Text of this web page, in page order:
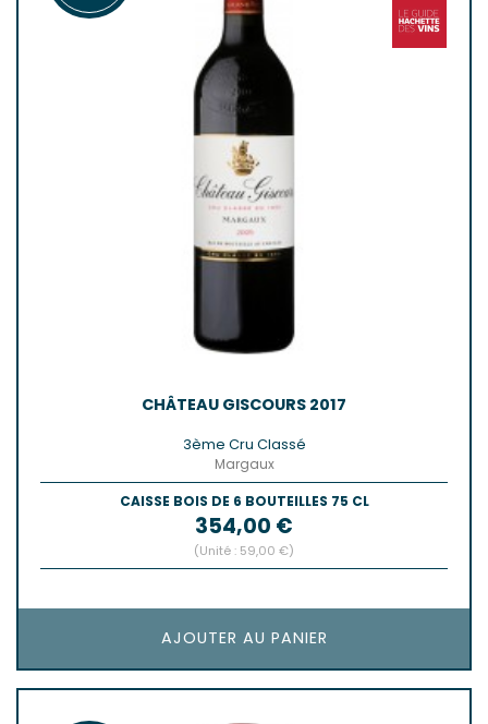
CHÂTEAU GISCOURS 2017
3ème Cru Classé
Margaux
CAISSE BOIS DE 6 BOUTEILLES 75 CL
Prix
354,00 €
(Unité : 59,00 €)
AJOUTER AU PANIER